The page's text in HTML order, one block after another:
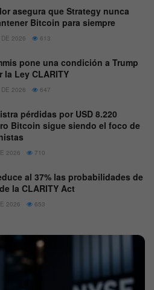
asegura que Strategy nunca
Bitcoin para siempre
2026 613
pone una condición a Trump
la Ley CLARITY
2026 647
pérdidas por USD 8.220
Bitcoin sigue siendo el foco de
2026 710
al 37% las probabilidades de
la CLARITY Act
2026 653